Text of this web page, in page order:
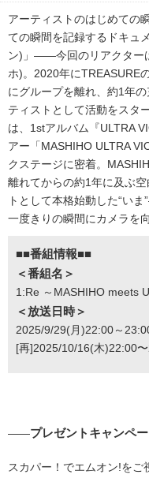
アーティストのはじめての
ての瞬間を記録するドキュ
ン)」――今回のリアクター
ホ)。2020年にTREASURE
にグループを離れ、約1年
ティストとして活動をスタ
は、1stアルバム『ULTRA
アー「MASHIHO ULTRA
クステージに密着。
離れてからの約1年に及ぶ
トとして本格始動した“い
一度きりの瞬間にカメラを向
■■番組情報■■
＜番組名＞
1:Re ～MASHIHO meets
＜放送日時＞
2025/9/29(月)22:00～
[再]2025/10/16(木)22:00
――プレゼントキャンペー
スカパー！でエムオン!をご